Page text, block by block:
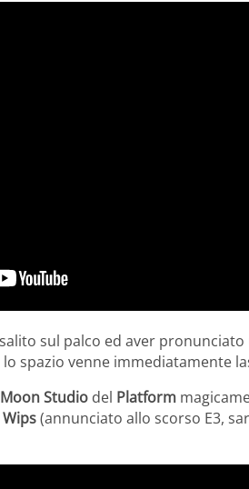
sul palco ed aver
lo spazio venne immediatamente
Moon Studio del Platform
(annunciato allo scorso E3,